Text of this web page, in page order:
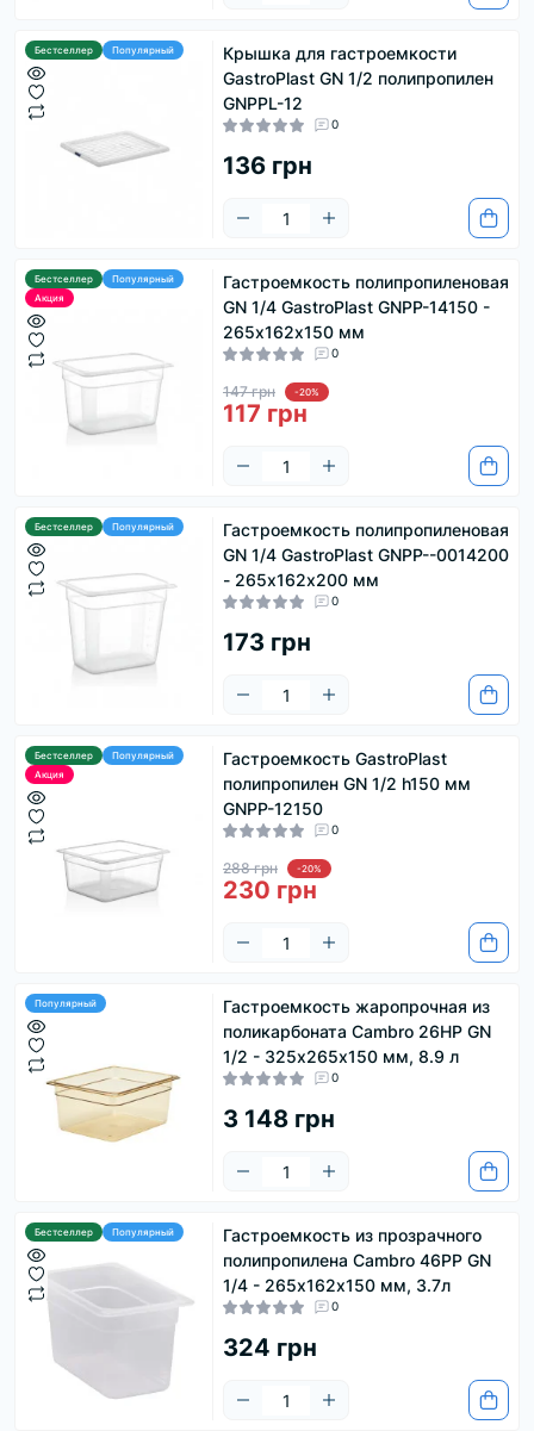
Бестселлер Популярный
Крышка для гастроемкости
GastroPlast GN 1/2 полипропилен
GNPPL-12
0
136 грн
Бестселлер
Популярный
Акция
Гастроемкость полипропиленовая
GN 1/4 GastroPlast GNPP-14150 -
265х162х150 мм
0
147 грн -20%
117 грн
Бестселлер Популярный
Гастроемкость полипропиленовая
GN 1/4 GastroPlast GNPP--0014200
- 265х162х200 мм
0
173 грн
Бестселлер
Популярный
Акция
Гастроемкость GastroРlast
полипропилен GN 1/2 h150 мм
GNPP-12150
0
288 грн -20%
230 грн
Популярный
Гастроемкость жаропрочная из
поликарбоната Cambro 26HP GN
1/2 - 325х265х150 мм, 8.9 л
0
3 148 грн
Бестселлер Популярный
Гастроемкость из прозрачного
полипропилена Cambro 46PP GN
1/4 - 265х162х150 мм, 3.7л
0
324 грн